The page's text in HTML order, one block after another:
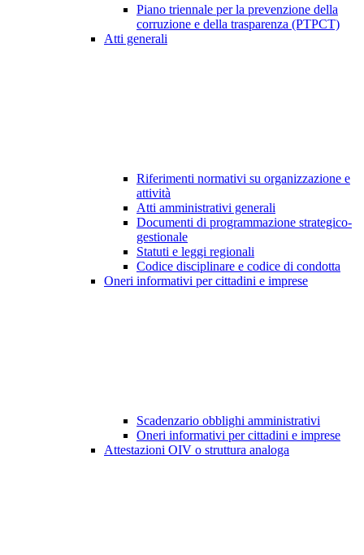
Piano triennale per la prevenzione della
corruzione e della trasparenza (PTPCT)
Atti generali
Riferimenti normativi su organizzazione e
attività
Atti amministrativi generali
Documenti di programmazione strategico-
gestionale
Statuti e leggi regionali
Codice disciplinare e codice di condotta
Oneri informativi per cittadini e imprese
Scadenzario obblighi amministrativi
Oneri informativi per cittadini e imprese
Attestazioni OIV o struttura analoga